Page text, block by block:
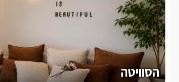
הסוויטה